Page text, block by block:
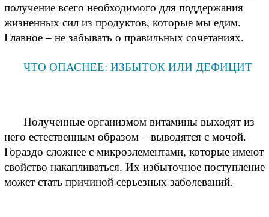
получение всего необходимого для поддержания
жизненных сил из продуктов, которые мы едим.
Главное – не забывать о правильных сочетаниях.
ЧТО ОПАСНЕЕ: ИЗБЫТОК ИЛИ ДЕФИЦИТ
Полученные организмом витамины выходят из
него естественным образом – выводятся с мочой.
Гораздо сложнее с микроэлементами, которые имеют
свойство накапливаться. Их избыточное поступление
может стать причиной серьезных заболеваний.